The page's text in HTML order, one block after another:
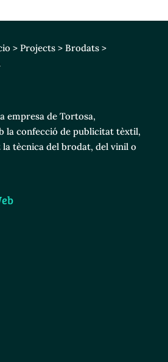
> Projects> Brodats>
empresa de Tortosa,
la confecció de publicitat tèxtil,
tècnica del brodat, del vinil o